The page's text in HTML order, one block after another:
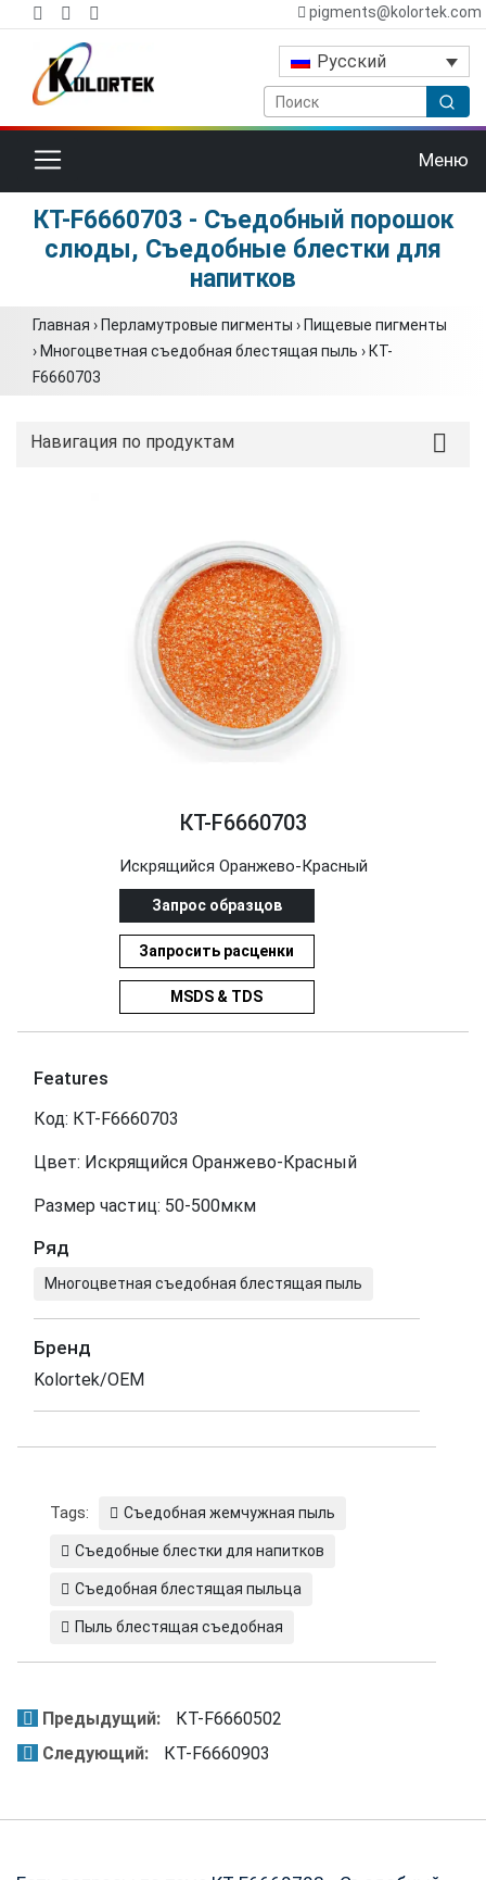
pigments@kolortek.com
Русский
Переключить навигацию Меню
КТ-F6660703 - Съедобный порошок
слюды, Съедобные блестки для
напитков
Главная › Перламутровые пигменты › Пищевые пигменты
› Многоцветная съедобная блестящая пыль › КТ-
F6660703
Навигация по продуктам
КТ-F6660703
Искрящийся Оранжево-Красный
Запрос образцов
Запросить расценки
MSDS & TDS
Features
Код: КТ-F6660703
Цвет: Искрящийся Оранжево-Красный
Размер частиц: 50-500мкм
Ряд
Многоцветная съедобная блестящая пыль
Бренд
Kolortek/OEM
Tags: Съедобная жемчужная пыль
Съедобные блестки для напитков
Съедобная блестящая пыльца
Пыль блестящая съедобная
Предыдущий:
КТ-F6660502
Следующий:
КТ-F6660903